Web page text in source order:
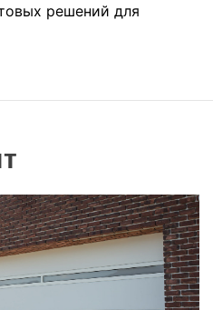
решений для